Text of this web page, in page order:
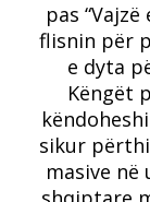
pas
flisnin për
e dyta
Këngët
sikur
masive në